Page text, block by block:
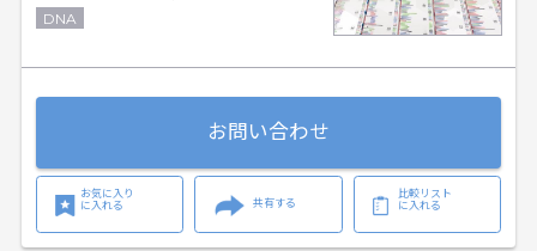
DNA
お問い合わせ
お気に入り
に入れる
共有する
比較リスト
に入れる